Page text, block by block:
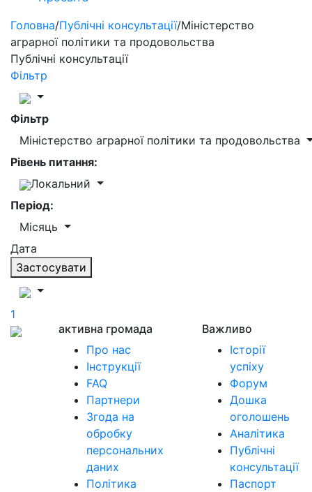
Головна/Публічні консультації/Міністерство
аграрної політики та продовольства
Публічні консультації
Фільтр
Фільтр
Міністерство аграрної політики та продовольства
Рівень питання:
Локальний
Період:
Місяць
Дата
Застосувати
1
активна громада
Про нас
Інструкції
FAQ
Партнери
Згода на
обробку
персональних
даних
Політика
Важливо
Історії
успіху
Форум
Дошка
оголошень
Аналітика
Публічні
консультації
Паспорт